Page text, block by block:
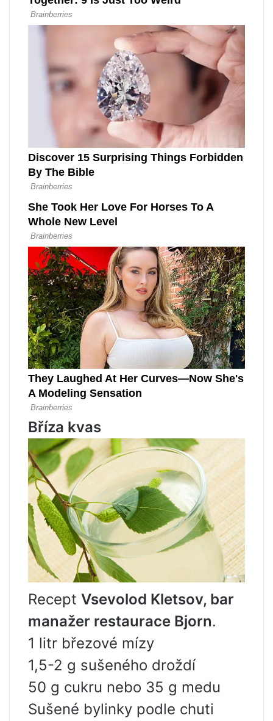
Bříza kvas
Recept Vsevolod Kletsov, bar
manažer restaurace Bjorn.
1 litr březové mízy
1,5-2 g sušeného droždí
50 g cukru nebo 35 g medu
Sušené bylinky podle chuti